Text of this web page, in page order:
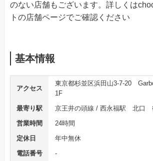
のない店舗もございます。詳しくは
トの店舗ページでご確認ください
基本情報
アクセス
東京都杉並区浜田山3-7-20
1F
最寄り駅
京王井の頭線 / 西永福駅 北口
営業時間
24時間
定休日
年中無休
電話番号
‐